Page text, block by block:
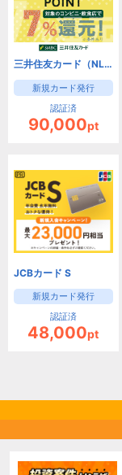
三井住友カード（NL）
新規カード発行
認証済
90,000pt
JCBカード S
新規カード発行
認証済
48,000pt